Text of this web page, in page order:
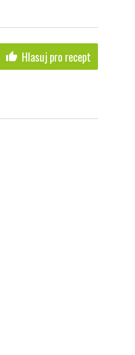
thumb_up Hlasuj pro recept